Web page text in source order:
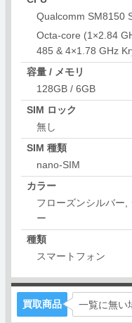
Qualcomm SM8150
Octa-core (1×2.84
485 & 4×1.78 GHz
容量 / メモリ
128GB / 6GB
SIM ロック
無し
SIM 種類
nano-SIM
カラー
フローズンシルバー,
ー
種類
スマートフォン
買取商品 一覧に無い